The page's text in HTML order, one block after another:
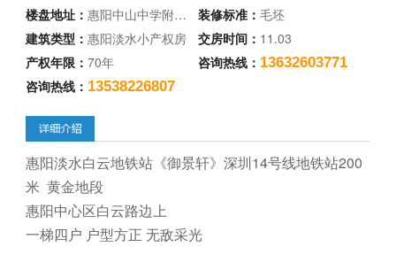
楼盘地址：惠阳中山中学附… 装修标准： 毛坯
建筑类型：惠阳淡水小产权房 交房时间： 11.03
产权年限：70年 咨询热线： 13632603771
咨询热线： 13538226807
惠阳淡水白云地铁站《御景轩》深圳14号线地铁站200
米 黄金地段
惠阳中心区白云路边上
一梯四户 户型方正 无敌采光